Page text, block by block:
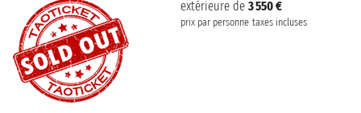
extérieure de 3 550 €
prix par personne taxes incluses